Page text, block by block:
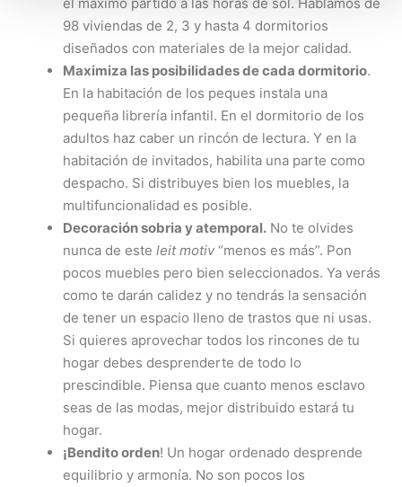
98 viviendas de 2, 3 y hasta 4 dormitorios
diseñados con materiales de la mejor calidad.
Maximiza las posibilidades de cada dormitorio.
En la habitación de los peques instala una
pequeña librería infantil. En el dormitorio de los
adultos haz caber un rincón de lectura. Y en la
habitación de invitados, habilita una parte como
despacho. Si distribuyes bien los muebles, la
multifuncionalidad es posible.
Decoración sobria y atemporal. No te olvides
nunca de este leit motiv “menos es más”. Pon
pocos muebles pero bien seleccionados. Ya verás
como te darán calidez y no tendrás la sensación
de tener un espacio lleno de trastos que ni usas.
Si quieres aprovechar todos los rincones de tu
hogar debes desprenderte de todo lo
prescindible. Piensa que cuanto menos esclavo
seas de las modas, mejor distribuido estará tu
hogar.
¡Bendito orden! Un hogar ordenado desprende
equilibrio y armonía. No son pocos los